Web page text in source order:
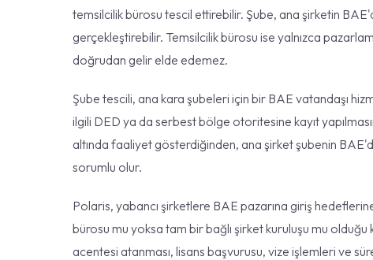
temsilcilik bürosu tescil ettirebilir. Şube, ana şirketin
gerçekleştirebilir. Temsilcilik bürosu ise yalnızca
doğrudan gelir elde edemez.
Şube tescili, ana kara şubeleri için bir BAE vatandaşı
ilgili DED ya da serbest bölge otoritesine kayıt
altında faaliyet gösterdiğinden, ana şirket şubenin
sorumlu olur.
Polaris, yabancı şirketlere BAE pazarına giriş
bürosu mu yoksa tam bir bağlı şirket kuruluşu mu olduğu
acentesi atanması, lisans başvurusu, vize işlemleri ve